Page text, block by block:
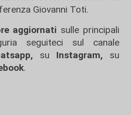
Giovanni Toti.
aggiornati sulle principali
seguiteci sul canale
su Instagram, su
.